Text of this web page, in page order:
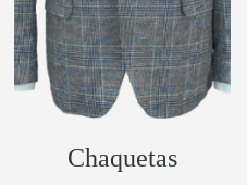
Chaquetas